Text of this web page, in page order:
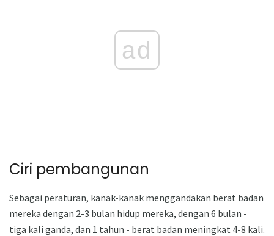
ad
Ciri pembangunan
Sebagai peraturan, kanak-kanak menggandakan berat badan
mereka dengan 2-3 bulan hidup mereka, dengan 6 bulan -
tiga kali ganda, dan 1 tahun - berat badan meningkat 4-8 kali.